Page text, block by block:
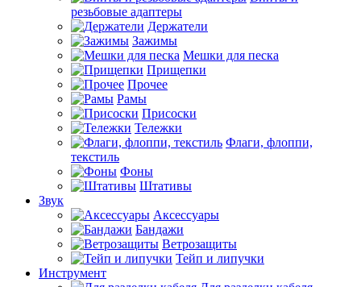
резьбовые адаптеры
Держатели
Зажимы
Мешки для песка
Прищепки
Прочее
Рамы
Присоски
Тележки
Флаги, флоппи,
текстиль
Фоны
Штативы
Звук
Аксессуары
Бандажи
Ветрозащиты
Тейп и липучки
Инструмент